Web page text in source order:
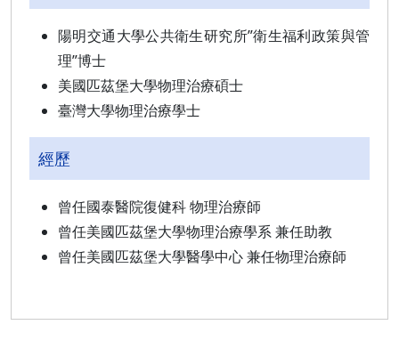
陽明交通大學公共衛生研究所”衛生福利政策與管
理”博士
美國匹茲堡大學物理治療碩士
臺灣大學物理治療學士
經歷
曾任國泰醫院復健科 物理治療師
曾任美國匹茲堡大學物理治療學系 兼任助教
曾任美國匹茲堡大學醫學中心 兼任物理治療師